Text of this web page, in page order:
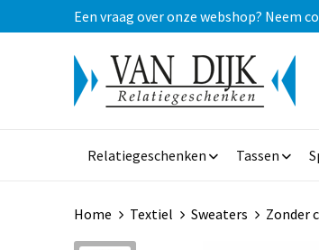
Een vraag over onze webshop? Neem
Relatiegeschenken Tassen
Home Textiel Sweaters Zonder